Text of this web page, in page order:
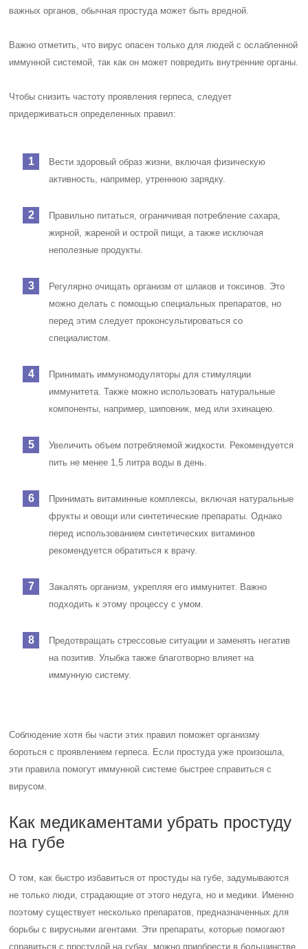
важных органов, обычная простуда может быть вредной.
Важно отметить, что вирус опасен только для людей с ослабленной
иммунной системой, так как он может повредить внутренние органы.
Чтобы снизить частоту проявления герпеса, следует
придерживаться определенных правил:
Вести здоровый образ жизни, включая физическую
активность, например, утреннюю зарядку.
Правильно питаться, ограничивая потребление сахара,
жирной, жареной и острой пищи, а также исключая
неполезные продукты.
Регулярно очищать организм от шлаков и токсинов. Это
можно делать с помощью специальных препаратов, но
перед этим следует проконсультироваться со
специалистом.
Принимать иммуномодуляторы для стимуляции
иммунитета. Также можно использовать натуральные
компоненты, например, шиповник, мед или эхинацею.
Увеличить объем потребляемой жидкости. Рекомендуется
пить не менее 1,5 литра воды в день.
Принимать витаминные комплексы, включая натуральные
фрукты и овощи или синтетические препараты. Однако
перед использованием синтетических витаминов
рекомендуется обратиться к врачу.
Закалять организм, укрепляя его иммунитет. Важно
подходить к этому процессу с умом.
Предотвращать стрессовые ситуации и заменять негатив
на позитив. Улыбка также благотворно влияет на
иммунную систему.
Соблюдение хотя бы части этих правил поможет организму
бороться с проявлением герпеса. Если простуда уже произошла,
эти правила помогут иммунной системе быстрее справиться с
вирусом.
Как медикаментами убрать простуду
на губе
О том, как быстро избавиться от простуды на губе, задумываются
не только люди, страдающие от этого недуга, но и медики. Именно
поэтому существует несколько препаратов, предназначенных для
борьбы с вирусными агентами. Эти препараты, которые помогают
справиться с простудой на губах, можно приобрести в большинстве